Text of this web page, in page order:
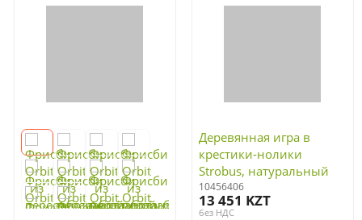
Деревянная игра в
крестики-нолики
Strobus, натуральный
10456406
13 451 KZT
без НДС